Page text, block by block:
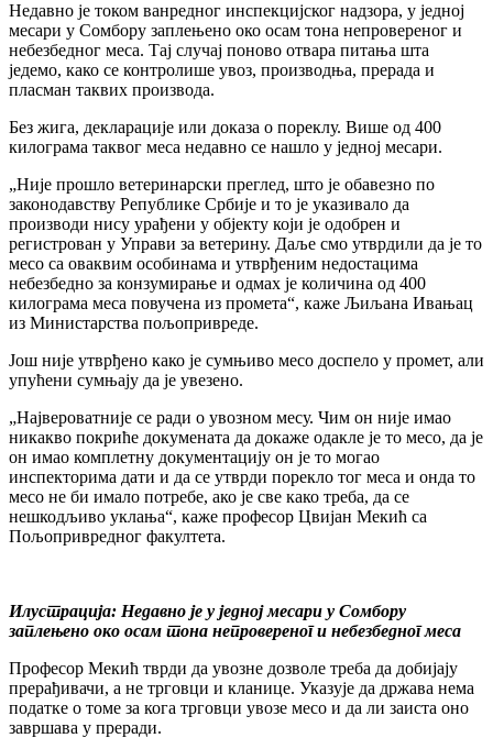
Недавно је током ванредног инспекцијског надзора, у једној
месари у Сомбору заплењено око осам тона непровереног и
небезбедног меса. Тај случај поново отвара питања шта
једемо, како се контролише увоз, производња, прерада и
пласман таквих производа.
Без жига, декларације или доказа о пореклу. Више од 400
килограма таквог меса недавно се нашло у једној месари.
„Није прошло ветеринарски преглед, што је обавезно по
законодавству Републике Србије и то је указивало да
производи нису урађени у објекту који је одобрен и
регистрован у Управи за ветерину. Даље смо утврдили да је то
месо са оваквим особинама и утврђеним недостацима
небезбедно за конзумирање и одмах је количина од 400
килограма меса повучена из промета“, каже Љиљана Ивањац
из Министарства пољопривреде.
Још није утврђено како је сумњиво месо доспело у промет, али
упућени сумњају да је увезено.
„Највероватније се ради о увозном месу. Чим он није имао
никакво покриће докумената да докаже одакле је то месо, да је
он имао комплетну документацију он је то могао
инспекторима дати и да се утврди порекло тог меса и онда то
месо не би имало потребе, ако је све како треба, да се
нешкодљиво уклања“, каже професор Цвијан Мекић са
Пољопривредног факултета.
Илустрација: Недавно је у једној месари у Сомбору
заплењено око осам тона непровереног и небезбедног меса
Професор Мекић тврди да увозне дозволе треба да добијају
прерађивачи, а не трговци и кланице. Указује да држава нема
податке о томе за кога трговци увозе месо и да ли заиста оно
завршава у преради.